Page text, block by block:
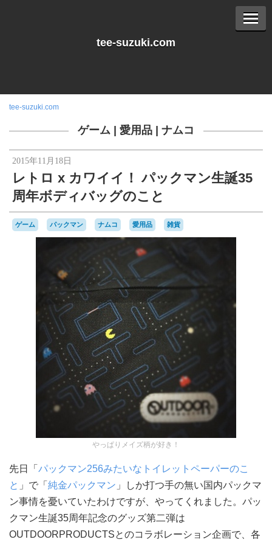
tee-suzuki.com
tee-suzuki.com
ゲーム 愛用品 ナムコ
2015年11月18日
レトロ x カワイイ！ パックマン生誕35
周年ボディバッグのこと
ゲーム パックマン ナムコ 愛用品 雑貨
やっぱりメイズ柄が好き！
先日「 パックマン256みたいなトイレットペーパーのこ
と 」で「 純金パックマン 」しか打つ手の無い国内パックマ
ン事情を憂いていたわけですが、やってくれました。パッ
クマン生誕35周年記念のグッズ第二弾は
OUTDOORPRODUCTSとのコラボレーション企画で、各